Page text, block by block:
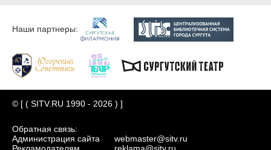
Наши партнеры:
© [ ( SITV.RU 1990 - 2026 ) ]
Обратная связь:
Администрация сайта
Рекламодателям
webmaster@sitv.ru
reklama@sitv.ru